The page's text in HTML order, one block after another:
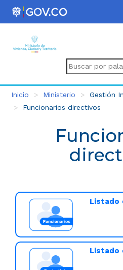
Inicio Ministerio
Gestión
Funcionarios directivos
Listado
Listado